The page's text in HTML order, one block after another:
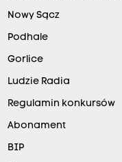
Nowy Sącz
Podhale
Gorlice
Ludzie Radia
Regulamin konkursów
Abonament
BIP